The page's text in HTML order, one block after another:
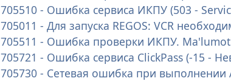
705510 - Ошибка сервиса ИКПУ (503 -
705011 - Для запуска REGOS: VCR
705511 - Ошибка проверки ИКПУ.
705721 - Ошибка сервиса ClickPass (-15 -
705730 - Сетевая ошибка при выполнении